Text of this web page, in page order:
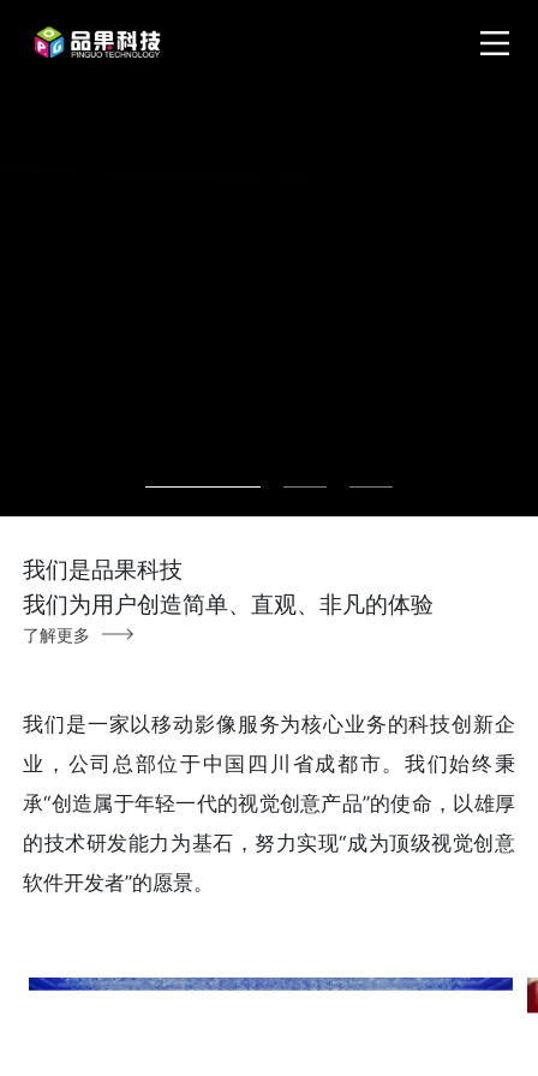
我们是品果科技
我们为用户创造简单、直观、非凡的体验
了解更多
我们是一家以移动影像服务为核心业务的科技创新企
业，公司总部位于中国四川省成都市。我们始终秉
承“创造属于年轻一代的视觉创意产品”的使命，以雄厚
的技术研发能力为基石，努力实现“成为顶级视觉创意
软件开发者”的愿景。